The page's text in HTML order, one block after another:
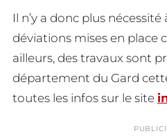
Il n’y a donc plus
déviations mises en place
ailleurs, des travaux sont
département du Gard
toutes les infos sur le site